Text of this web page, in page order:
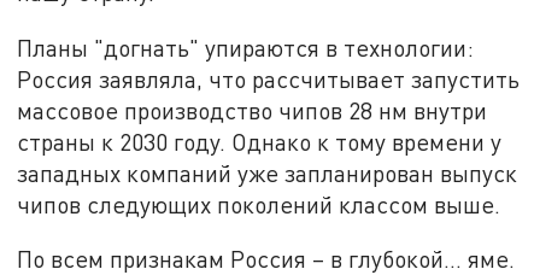
Планы "догнать" упираются в технологии:
Россия заявляла, что рассчитывает запустить
массовое производство чипов 28 нм внутри
страны к 2030 году. Однако к тому времени у
западных компаний уже запланирован выпуск
чипов следующих поколений классом выше.
По всем признакам Россия – в глубокой... яме.